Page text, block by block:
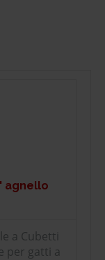
agnello
a Cubetti
per gatti a